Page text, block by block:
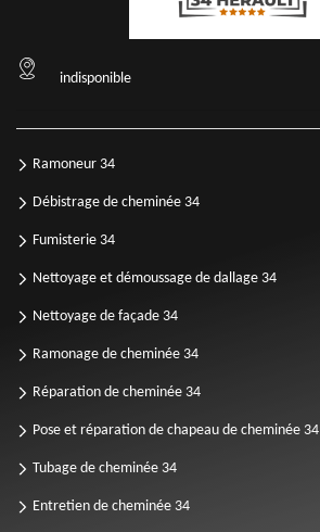
indisponible
Ramoneur 34
Débistrage de cheminée 34
Fumisterie 34
Nettoyage et démoussage de dallage 34
Nettoyage de façade 34
Ramonage de cheminée 34
Réparation de cheminée 34
Pose et réparation de chapeau de cheminée 34
Tubage de cheminée 34
Entretien de cheminée 34